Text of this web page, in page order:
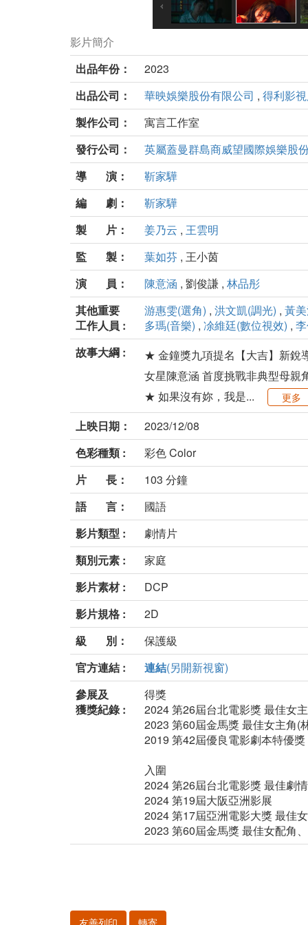
影片簡介
出品年份：
2023
出品公司：
華映娛樂股份有限公司 , 得利影
製作公司：
寓言工作室
發行公司：
英屬蓋曼群島商威望國際娛樂股
導 演：
靳家驊
編 劇：
靳家驊
製 片：
姜乃云 , 王雲明
監 製：
葉如芬 , 王小茵
演 員：
陳意涵 , 劉俊謙 , 林品彤
其他重要
工作人員 :
游惠雯(選角) , 洪文凱(調光) , 黃
多瑪(音樂) , 凃維廷(數位視效) ,
故事大綱 :
★ 金鐘獎九項提名【大吉】新銳
女星陳意涵 首度挑戰非典型母
★ 如果沒有妳，我是...
更多
上映日期：
2023/12/08
色彩種類 :
彩色 Color
片 長：
103 分鐘
語 言：
國語
影片類型 :
劇情片
類別元素 :
家庭
影片素材 :
DCP
影片規格 :
2D
級 別：
保護級
官方連結 :
連結(另開新視窗)
參展及
獲獎紀錄 :
得獎
2024 第26屆台北電影獎 最佳女
2023 第60屆金馬獎 最佳女主角(
2019 第42屆優良電影劇本特優獎
入圍
2024 第26屆台北電影獎 最佳劇
2024 第19屆大阪亞洲影展
2024 第17屆亞洲電影大獎 最佳
2023 第60屆金馬獎 最佳女配角
友善列印 轉寄